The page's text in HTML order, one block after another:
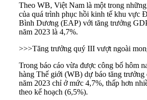
Theo WB, Việt Nam là một trong
của quá trình phục hồi kinh tế khu vực
Bình Dương (EAP) với tăng trưởng
năm 2023 là 4,7%.
>>>Tăng trưởng quý III vượt ngoài
Trong báo cáo vừa được công bố hôm
hàng Thế giới (WB) dự báo tăng trưởng
năm 2023 chỉ ở mức 4,7%, thấp hơn
theo kế hoạch (6,5%).